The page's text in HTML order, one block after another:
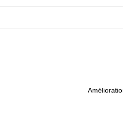
Amélioration